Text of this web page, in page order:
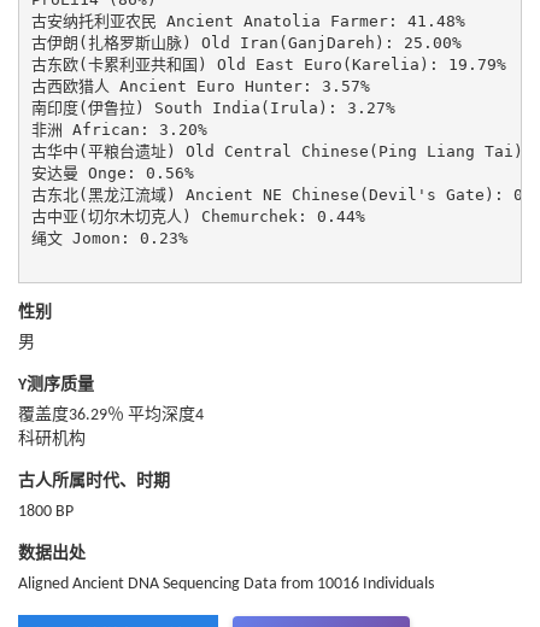
古安纳托利亚农民 Ancient Anatolia Farmer: 41.48%
古伊朗(扎格罗斯山脉) Old Iran(GanjDareh): 25.00%
古东欧(卡累利亚共和国) Old East Euro(Karelia): 19.79%
古西欧猎人 Ancient Euro Hunter: 3.57%
南印度(伊鲁拉) South India(Irula): 3.27%
非洲 African: 3.20%
古华中(平粮台遗址) Old Central Chinese(Ping Liang Tai):
安达曼 Onge: 0.56%
古东北(黑龙江流域) Ancient NE Chinese(Devil's Gate):
古中亚(切尔木切克人) Chemurchek: 0.44%
绳文 Jomon: 0.23%
性别
男
Y测序质量
覆盖度36.29％ 平均深度4
科研机构
古人所属时代、时期
1800 BP
数据出处
Aligned Ancient DNA Sequencing Data from 10016 Individuals